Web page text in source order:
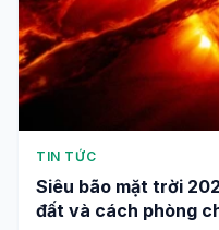
TIN TỨC
Siêu bão mặt trời
đất và cách phòng